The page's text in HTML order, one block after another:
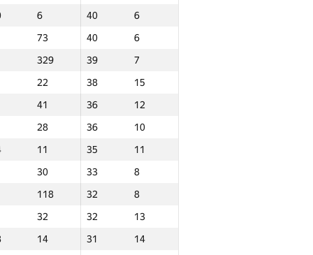
6 40
6
73 40
6
329 39
7
22 38
15
41 36
12
28 36
10
11 35
11
30 33
8
118 32
8
32 32
13
14 31
14
2 190
1
10 176
1
1 160
1
3 137
2
5 120
2
— 101
1
— 99
2
15 78
8
25 71
5
— 70
3
12 67
7